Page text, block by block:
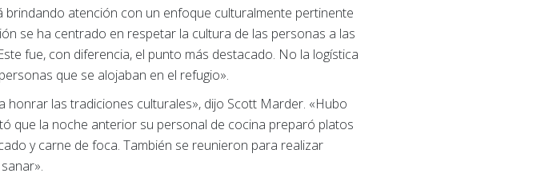
atención con un enfoque culturalmente pertinente
se ha centrado en respetar la cultura de las personas a las
fue, con diferencia, el punto más destacado. No la logística
que se alojaban en el refugio».
honrar las tradiciones culturales», dijo Scott Marder. «Hubo
que la noche anterior su personal de cocina preparó platos
y carne de foca. También se reunieron para realizar